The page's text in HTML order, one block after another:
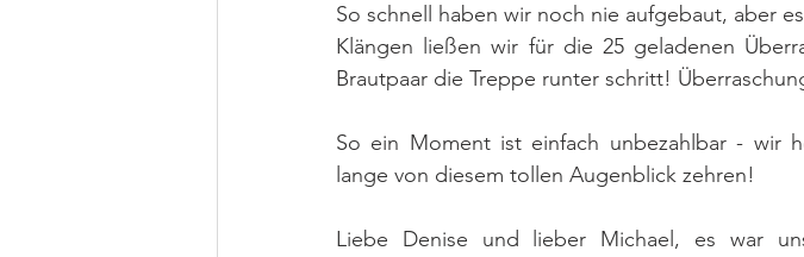
So schnell haben wir noch nie aufgebaut, aber
Klängen ließen wir für die 25 geladenen
Brautpaar die Treppe runter schritt!
So ein Moment ist einfach unbezahlbar - wir
lange von diesem tollen Augenblick zehren!
Liebe Denise und lieber Michael, es war